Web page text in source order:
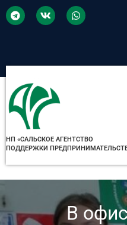
НП «САЛЬСКОЕ АГЕНТСТВО
ПОДДЕРЖКИ
В